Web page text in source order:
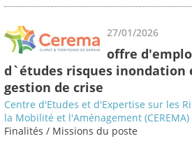
27/01/2026
offre
d`études risques inondation
gestion de crise
Centre d'Etudes et d'Expertise sur les
la Mobilité et l'Aménagement
Finalités / Missions du poste